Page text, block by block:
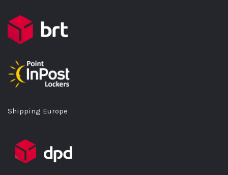
Shipping Europe